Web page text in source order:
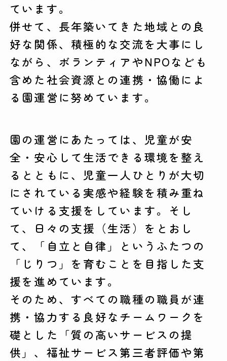
ています。
併せて、長年築いてきた地域との良
好な関係、積極的な交流を大事にし
ながら、ボランティアやNPOなども
含めた社会資源との連携・協働によ
る園運営に努めています。
園の運営にあたっては、児童が安
全・安心して生活できる環境を整え
るとともに、児童一人ひとりが大切
にされている実感や経験を積み重ね
ていける支援をしています。そし
て、日々の支援（生活）をとおし
て、「自立と自律」というふたつの
「じりつ」を育むことを目指した支
援を進めています。
そのため、すべての職種の職員が連
携・協力する良好なチームワークを
礎とした「質の高いサービスの提
供」、福祉サービス第三者評価や第